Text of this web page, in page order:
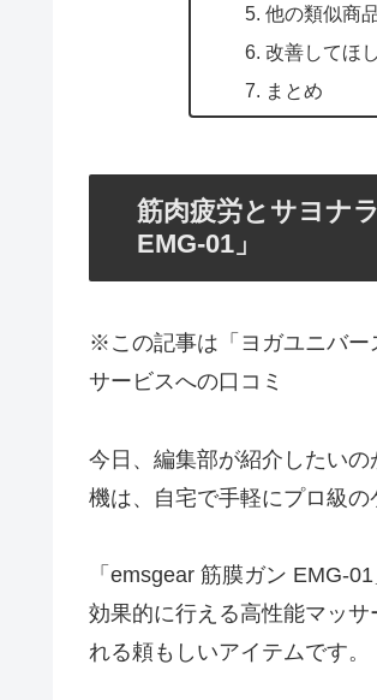
他の類似商
改善してほ
まとめ
筋肉疲労とサヨナ
EMG-01」
※この記事は「ヨガユニバー
サービスへの口コミ
今日、編集部が紹介したい
機は、自宅で手軽にプロ級の
「emsgear 筋膜ガン EMG-
効果的に行える高性能マッ
れる頼もしいアイテムです。